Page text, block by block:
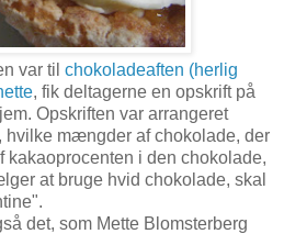
var til chokoladeaften (herlig
, fik deltagerne en opskrift på
Opskriften var arrangeret
hvilke mængder af chokolade, der
i den chokolade,
at bruge hvid chokolade, skal
det, som Mette Blomsterberg